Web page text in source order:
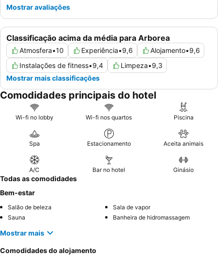
Classificação acima da média para Arborea
Atmosfera•10 Experiência•9,6 Alojamento•9,6
Instalações de fitness•9,4 Limpeza•9,3
Mostrar mais classificações
Mostrar avaliações
Comodidades principais do hotel
Wi-fi no lobby Wi-fi nos quartos Piscina
Spa Estacionamento Aceita animais
A/C Bar no hotel Ginásio
Todas as comodidades
Bem-estar
Salão de beleza
Sala de vapor
Sauna
Banheira de hidromassagem
Mostrar mais
Comodidades do alojamento